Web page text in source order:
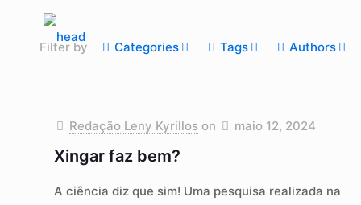
Filter by Categories Tags Authors
Redação Leny Kyrillos on maio 12, 2024
Xingar faz bem?
A ciência diz que sim! Uma pesquisa realizada na